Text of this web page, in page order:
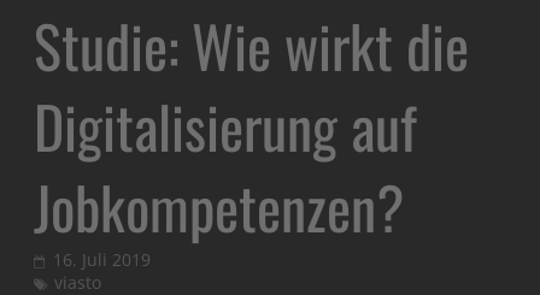
Studie: Wie wirkt die
Digitalisierung auf
Jobkompetenzen?
16. Juli 2019
viasto